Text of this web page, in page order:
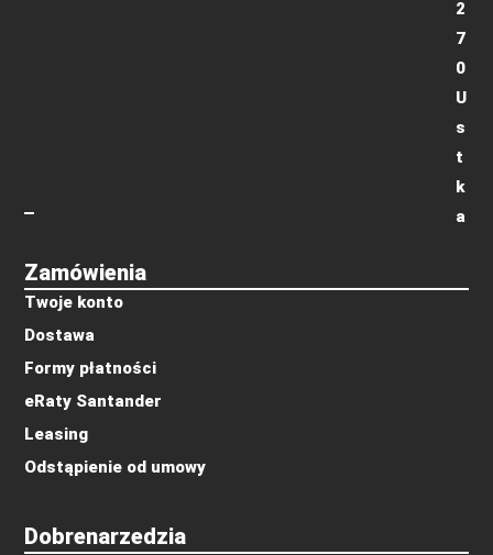
Dobrenarzedzia
Zamówienia
Twoje konto
Dostawa
Formy płatności
eRaty Santander
Leasing
Odstąpienie od umowy
2
7
0
U
s
t
k
a